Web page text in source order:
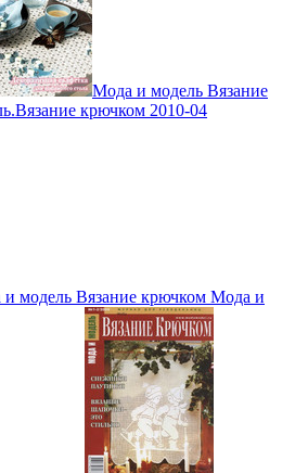
Мода и модель Вязание
крючком 2010-04
модель Вязание крючком Мода и